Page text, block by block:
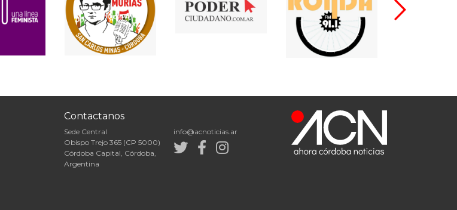
Contactanos
Sede Central
Obispo Trejo 365 (CP 5000)
Córdoba Capital, Córdoba,
Argentina
info@acnoticias.ar